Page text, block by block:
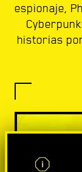
espionaje,
historias